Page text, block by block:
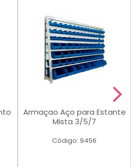
Armaçao Aço para Estante
Mista 3/5/7
Código: 9456